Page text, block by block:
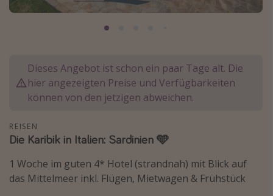
Normandie Urlaub
Kefalonia Urlaub
Krabi Urlaub
Sri Lanka Rundreise
Dieses Angebot ist schon ein paar Tage alt. Die
hier angezeigten Preise und Verfügbarkeiten
können von den jetzigen abweichen.
REISEN
Die Karibik in Italien: Sardinien 🩵
1 Woche im guten 4* Hotel (strandnah) mit Blick auf
das Mittelmeer inkl. Flügen, Mietwagen & Frühstück